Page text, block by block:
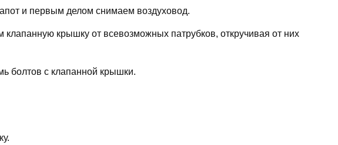
и первым делом снимаем воздуховод.
крышку от всевозможных патрубков, откручивая от них
болтов с клапанной крышки.